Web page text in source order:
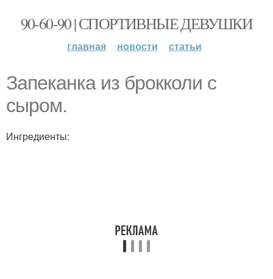
90-60-90 | СПОРТИВНЫЕ ДЕВУШКИ
главная новости статьи
Запеканка из брокколи с
сыром.
Ингредиенты: